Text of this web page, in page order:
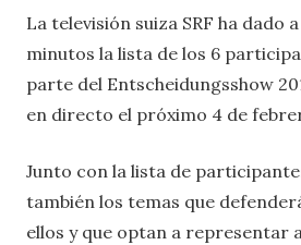
La televisión suiza SRF ha dado
minutos la lista de los 6
parte del Entscheidungsshow
en directo el próximo 4 de
Junto con la lista de
también los temas que
ellos y que optan a representar